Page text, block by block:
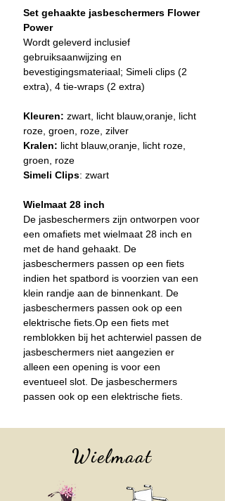
Set gehaakte jasbeschermers Flower
Power
Wordt geleverd inclusief
gebruiksaanwijzing en
bevestigingsmateriaal; Simeli clips (2
extra), 4 tie-wraps (2 extra)
Kleuren: zwart, licht blauw,oranje, licht
roze, groen, roze, zilver
Kralen: licht blauw,oranje, licht roze,
groen, roze
Simeli Clips: zwart
Wielmaat 28 inch
De jasbeschermers zijn ontworpen voor
een omafiets met wielmaat 28 inch en
met de hand gehaakt. De
jasbeschermers passen op een fiets
indien het spatbord is voorzien van een
klein randje aan de binnenkant. De
jasbeschermers passen ook op een
elektrische fiets.Op een fiets met
remblokken bij het achterwiel passen de
jasbeschermers niet aangezien er
alleen een opening is voor een
eventueel slot. De jasbeschermers
passen ook op een elektrische fiets.
Wielmaat